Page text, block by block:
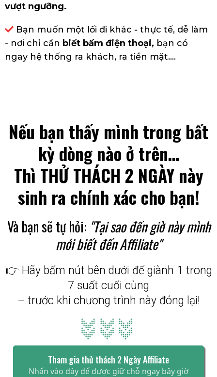
vượt ngưỡng.
Bạn muốn một lối đi khác - thực tế, dễ làm
- nơi chỉ cần biết bấm điện thoại, bạn có
ngay hệ thống ra khách, ra tiền mặt....
Nếu bạn thấy mình trong bất
kỳ dòng nào ở trên…
Thì THỬ THÁCH 2 NGÀY này
sinh ra chính xác cho bạn!
Và bạn sẽ tự hỏi: "Tại sao đến giờ này mình
mới biết đến Affiliate"
👉 Hãy bấm nút bên dưới để giành 1 trong
7 suất cuối cùng
– trước khi chương trình này đóng lại!
Tham gia thử thách 2 Ngày Affiliate
Nhấn vào đây để được giữ chỗ ngay bây giờ